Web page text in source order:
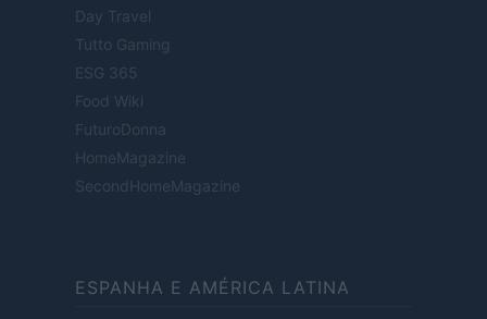
Day Travel
Tutto Gaming
ESG 365
Food Wiki
FuturoDonna
HomeMagazine
SecondHomeMagazine
ESPANHA E AMÉRICA LATINA